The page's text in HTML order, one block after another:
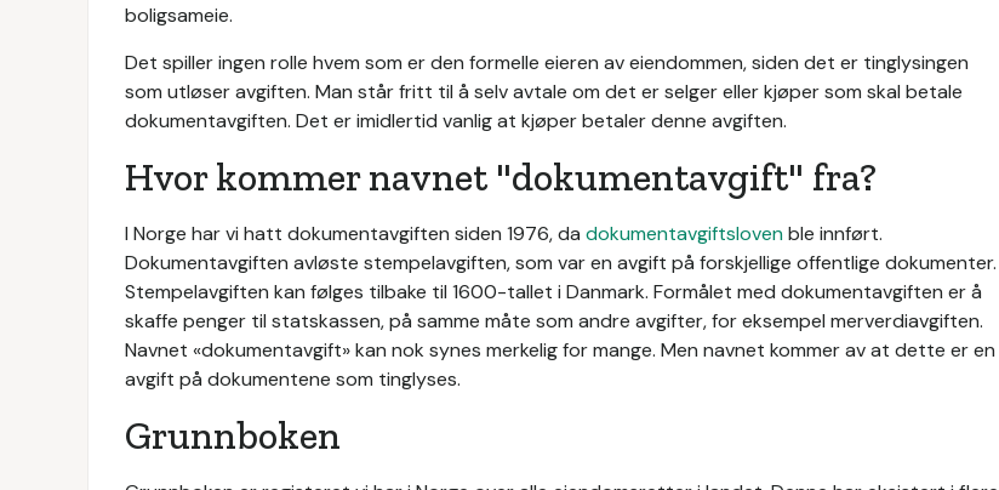
boligsameie.
Det spiller ingen rolle hvem som er den formelle eieren av eiendommen, siden det er tinglysingen
som utløser avgiften. Man står fritt til å selv avtale om det er selger eller kjøper som skal betale
dokumentavgiften. Det er imidlertid vanlig at kjøper betaler denne avgiften.
Hvor kommer navnet "dokumentavgift" fra?
I Norge har vi hatt dokumentavgiften siden 1976, da dokumentavgiftslovenble innført.
Dokumentavgiften avløste stempelavgiften, som var en avgift på forskjellige offentlige dokumenter.
Stempelavgiften kan følges tilbake til 1600-tallet i Danmark. Formålet med dokumentavgiften er å
skaffe penger til statskassen, på samme måte som andre avgifter, for eksempel merverdiavgiften.
Navnet «dokumentavgift» kan nok synes merkelig for mange. Men navnet kommer av at dette er en
avgift på dokumentene som tinglyses.
Grunnboken